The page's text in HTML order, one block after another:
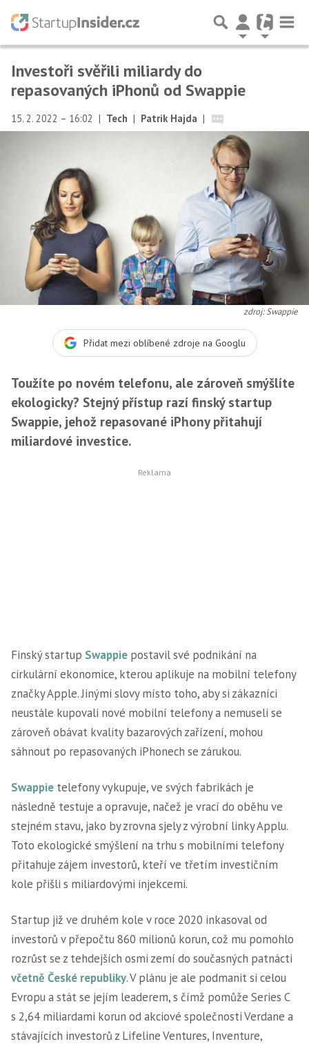
Investoři svěřili miliardy do
repasovaných iPhonů od Swappie
15. 2. 2022 – 16:02 | Tech | Patrik Hajda |
zdroj: Swappie
Přidat mezi oblíbené zdroje na Googlu
Toužíte po novém telefonu, ale zároveň smýšlíte
ekologicky? Stejný přístup razí finský startup
Swappie, jehož repasované iPhony přitahují
miliardové investice.
Finský startup Swappie postavil své podnikání na
cirkulární ekonomice, kterou aplikuje na mobilní telefony
značky Apple. Jinými slovy místo toho, aby si zákazníci
neustále kupovali nové mobilní telefony a nemuseli se
zároveň obávat kvality bazarových zařízení, mohou
sáhnout po repasovaných iPhonech se zárukou.
Swappie telefony vykupuje, ve svých fabrikách je
následně testuje a opravuje, načež je vrací do oběhu ve
stejném stavu, jako by zrovna sjely z výrobní linky Applu.
Toto ekologické smýšlení na trhu s mobilními telefony
přitahuje zájem investorů, kteří ve třetím investičním
kole přišli s miliardovými injekcemi.
Startup již ve druhém kole v roce 2020 inkasoval od
investorů v přepočtu 860 milionů korun, což mu pomohlo
rozrůst se z tehdejších osmi zemí do současných patnácti
včetně České republiky. V plánu je ale podmanit si celou
Evropu a stát se jejím leaderem, s čímž pomůže Series C
s 2,64 miliardami korun od akciové společnosti Verdane a
stávajících investorů z Lifeline Ventures, Inventure,